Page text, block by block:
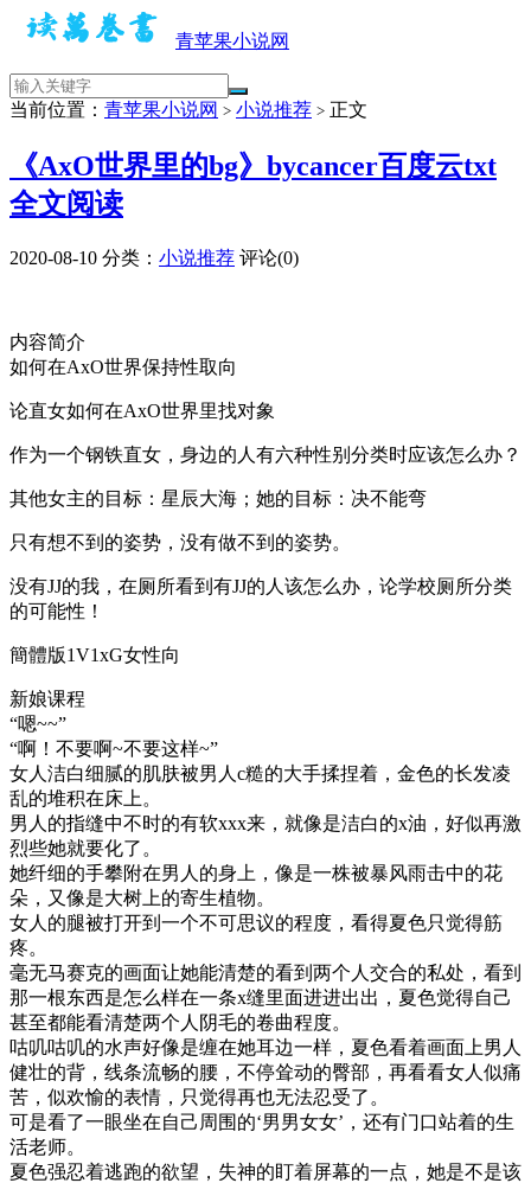
青苹果小说网
当前位置： 青苹果小说网 > 小说推荐 > 正文
《AxO世界里的bg》bycancer百度云txt
全文阅读
2020-08-10 分类： 小说推荐 评论(0)
内容简介
如何在AxO世界保持性取向
论直女如何在AxO世界里找对象
作为一个钢铁直女，身边的人有六种性别分类时应该怎么办？
其他女主的目标：星辰大海；她的目标：决不能弯
只有想不到的姿势，没有做不到的姿势。
没有JJ的我，在厕所看到有JJ的人该怎么办，论学校厕所分类
的可能性！
簡體版1V1xG女性向
新娘课程
“嗯~~”
“啊！不要啊~不要这样~”
女人洁白细腻的肌肤被男人c糙的大手揉捏着，金色的长发凌
乱的堆积在床上。
男人的指缝中不时的有软xxx来，就像是洁白的x油，好似再激
烈些她就要化了。
她纤细的手攀附在男人的身上，像是一株被暴风雨击中的花
朵，又像是大树上的寄生植物。
女人的腿被打开到一个不可思议的程度，看得夏色只觉得筋
疼。
毫无马赛克的画面让她能清楚的看到两个人交合的私处，看到
那一根东西是怎么样在一条x缝里面进进出出，夏色觉得自己
甚至都能看清楚两个人阴毛的卷曲程度。
咕叽咕叽的水声好像是缠在她耳边一样，夏色看着画面上男人
健壮的背，线条流畅的腰，不停耸动的臀部，再看看女人似痛
苦，似欢愉的表情，只觉得再也无法忍受了。
可是看了一眼坐在自己周围的‘男男女女’，还有门口站着的生
活老师。
夏色强忍着逃跑的欲望，失神的盯着屏幕的一点，她是不是该